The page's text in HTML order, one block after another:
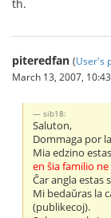
th.
piteredfan (User's
March 13, 2007,
sib18:
Saluton,
Dommaga por
Mia edzino
en ŝia familio
Ĉar angla estas
Mi bedaŭras la
(publikecoj).